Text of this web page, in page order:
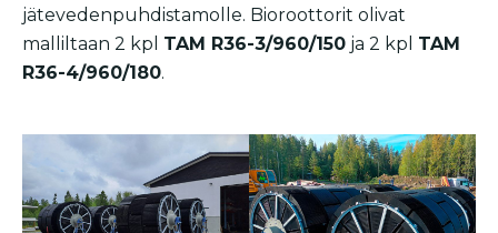
jätevedenpuhdistamolle. Bioroottorit olivat
malliltaan 2 kpl TAM R36-3/960/150 ja 2 kpl TAM
R36-4/960/180.